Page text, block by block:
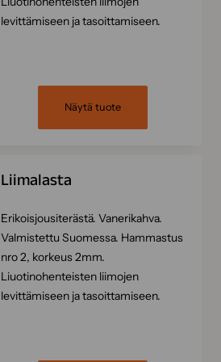
levittämiseen ja tasoittamiseen.
Näytä tuote
Liimalasta
Erikoisjousiterästä. Vanerikahva.
Valmistettu Suomessa. Hammastus
nro 2, korkeus 2mm.
Liuotinohenteisten liimojen
levittämiseen ja tasoittamiseen.